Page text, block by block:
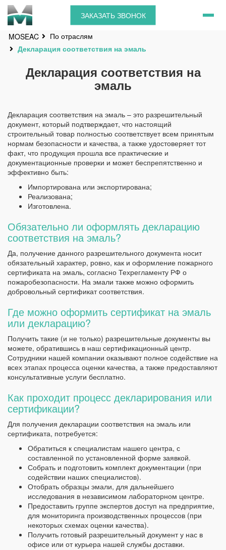
ЗАКАЗАТЬ ЗВОНОК
MOSEAC
По отраслям
Декларация соответствия на эмаль
Декларация соответствия на
эмаль
Декларация соответствия на эмаль – это разрешительный
документ, который подтверждает, что настоящий
строительный товар полностью соответствует всем принятым
нормам безопасности и качества, а также удостоверяет тот
факт, что продукция прошла все практические и
документационные проверки и может беспрепятственно и
эффективно быть:
Импортирована или экспортирована;
Реализована;
Изготовлена.
Обязательно ли оформлять декларацию
соответствия на эмаль?
Да, получение данного разрешительного документа носит
обязательный характер, ровно, как и оформление пожарного
сертификата на эмаль, согласно Техрегламенту РФ о
пожаробезопасности. На эмали также можно оформить
добровольный сертификат соответствия.
Где можно оформить сертификат на эмаль
или декларацию?
Получить такие (и не только) разрешительные документы вы
можете, обратившись в наш сертификационный центр.
Сотрудники нашей компании оказывают полное содействие на
всех этапах процесса оценки качества, а также предоставляют
консультативные услуги бесплатно.
Как проходит процесс декларирования или
сертификации?
Для получения декларации соответствия на эмаль или
сертификата, потребуется:
Обратиться к специалистам нашего центра, с
составленной по установленной форме заявкой.
Собрать и подготовить комплект документации (при
содействии наших специалистов).
Отобрать образцы эмали, для дальнейшего
исследования в независимом лабораторном центре.
Предоставить группе экспертов доступ на предприятие,
для мониторинга производственных процессов (при
некоторых схемах оценки качества).
Получить готовый разрешительный документ у нас в
офисе или от курьера нашей службы доставки.